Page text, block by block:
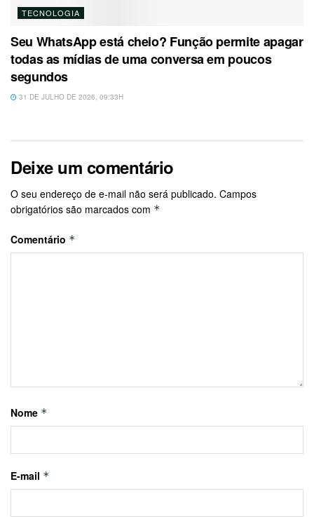
TECNOLOGIA
Seu WhatsApp está cheio? Função permite apagar
todas as mídias de uma conversa em poucos
segundos
31 DE JULHO DE 2026, 09:33H
Deixe um comentário
O seu endereço de e-mail não será publicado. Campos
obrigatórios são marcados com *
Comentário *
Nome *
E-mail *